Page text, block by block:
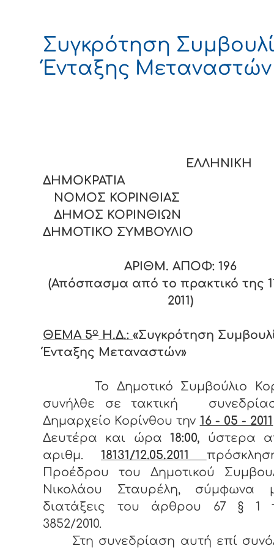
Συγκρότηση
Ένταξης Μεταναστών
ΕΛΛΗΝΙΚΗ
ΔΗΜΟΚΡΑΤΙΑ
ΝΟΜΟΣ ΚΟΡΙΝΘΙΑΣ
ΔΗΜΟΣ ΚΟΡΙΝΘΙΩΝ
ΔΗΜΟΤΙΚΟ ΣΥΜΒΟΥΛΙΟ
ΑΡΙΘΜ. ΑΠΟΦ: 196
(Απόσπασμα από το πρακτικό της
2011)
ΘΕΜΑ 5ο Η.Δ.: «Συγκρότηση
Ένταξης Μεταναστών»
Το Δημοτικό Συμβούλιο
συνήλθε σε τακτική
Δημαρχείο Κορίνθου την 16 - 05 - 2011
Δευτέρα και ώρα 18:00, ύστερα
αριθμ. 18131/12.05.2011
Προέδρου του Δημοτικού
Νικολάου Σταυρέλη, σύμφωνα
διατάξεις του άρθρου 67 § 1
3852/2010.
Στη συνεδρίαση αυτή επί